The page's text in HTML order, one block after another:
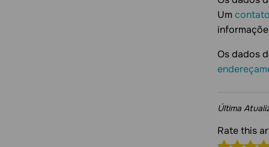
Um contato
Os dados
Última
Rate this